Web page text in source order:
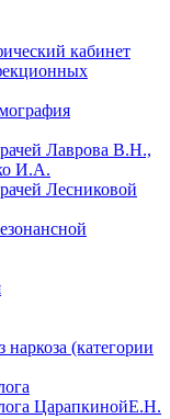
кабинет
Лаврова В.Н.,
И.А.
Лесниковой
(категории
ЦарапкинойЕ.Н.